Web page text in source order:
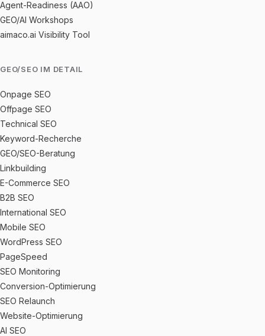
Agent-Readiness (AAO)
GEO/AI Workshops
aimaco.ai Visibility Tool
GEO/SEO IM DETAIL
Onpage SEO
Offpage SEO
Technical SEO
Keyword-Recherche
GEO/SEO-Beratung
Linkbuilding
E-Commerce SEO
B2B SEO
International SEO
Mobile SEO
WordPress SEO
PageSpeed
SEO Monitoring
Conversion-Optimierung
SEO Relaunch
Website-Optimierung
AI SEO